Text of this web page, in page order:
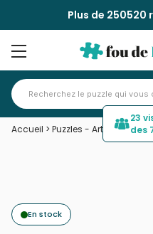
Plus de 250520
Accueil > Puzzles - Art Galactic
En stock
23
des